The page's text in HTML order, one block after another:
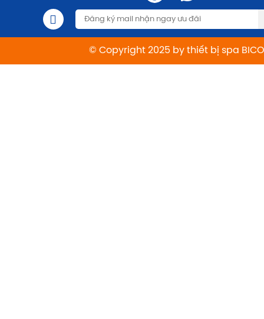
© Copyright 2025 by thiết bị spa BICO